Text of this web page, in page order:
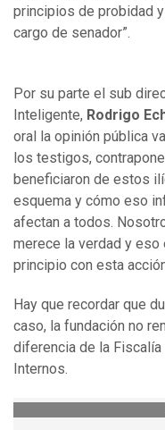
principios de probidad
cargo de senador”.
Por su parte el sub
Inteligente, Rodrigo
oral la opinión pública
los testigos,
beneficiaron de estos
esquema y cómo eso
afectan a todos.
merece la verdad y eso
principio con esta
Hay que recordar que
caso, la fundación no
diferencia de la
Internos.